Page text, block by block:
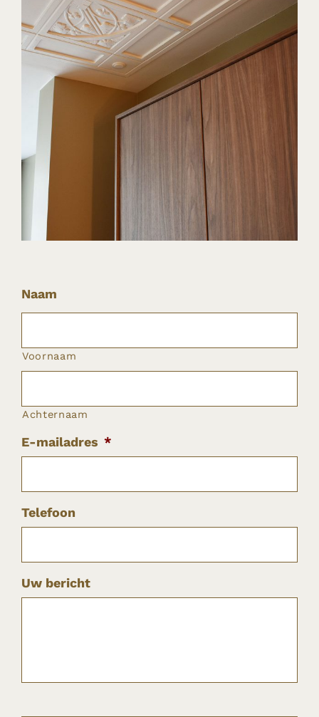
Naam
Voornaam
Achternaam
E-mailadres *
Telefoon
Uw bericht